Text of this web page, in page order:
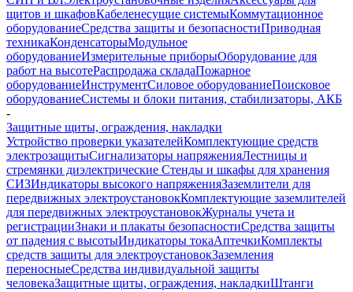
щитов и шкафовКабеленесущие системыКоммутационное
оборудованиеСредства защиты и безопасностиПриводная
техникаКонденсаторыМодульное
оборудованиеИзмерительные приборыОборудование для
работ на высотеРаспродажа складаПожарное
оборудованиеИнструментСиловое оборудованиеПоисковое
оборудованиеСистемы и блоки питания, стабилизаторы, АКБ
-
Защитные щиты, ограждения, накладки
Устройство проверки указателейКомплектующие средств
электрозащитыСигнализаторы напряженияЛестницы и
стремянки диэлектрические Стенды и шкафы для хранения
СИЗИндикаторы высокого напряженияЗаземлители для
передвижных электроустановокКомплектующие заземлителей
для передвижных электроустановокЖурналы учета и
регистрацииЗнаки и плакаты безопасностиСредства защиты
от падения с высотыИндикаторы токаАптечкиКомплекты
средств защиты для электроустановокЗаземления
переносныеСредства индивидуальной защиты
человекаЗащитные щиты, ограждения, накладкиШтанги